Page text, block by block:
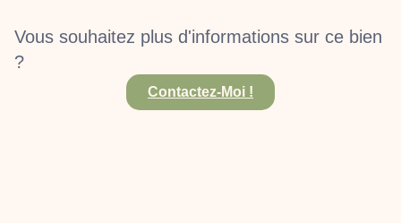
Vous souhaitez plus d'informations sur ce bien
?
Contactez-Moi !